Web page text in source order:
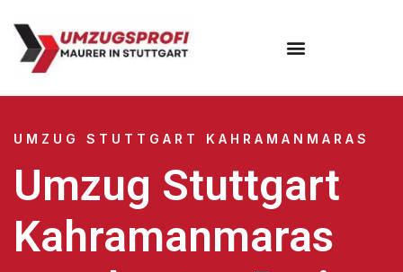
UMZUG STUTTGART KAHRAMANMARAS
Umzug Stuttgart
Kahramanmaras